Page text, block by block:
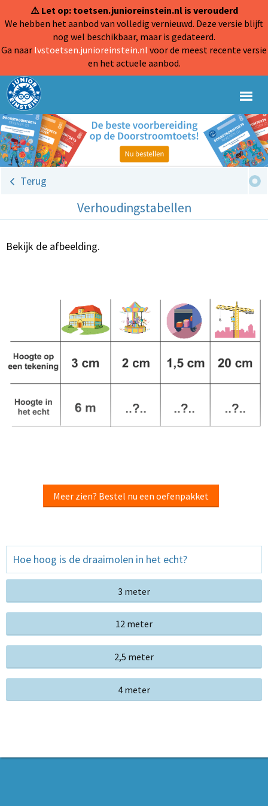
⚠️ Let op: toetsen.junioreinstein.nl is verouderd
We hebben het aanbod van volledig vernieuwd. Deze versie blijft
nog wel beschikbaar, maar is gedateerd.
Ga naar lvstoetsen.junioreinstein.nl voor de meest recente versie
en het actuele aanbod.
Terug
Verhoudingstabellen
Bekijk de afbeelding.
Meer zien? Bestel nu een oefenpakket
Hoe hoog is de draaimolen in het echt?
3 meter
12 meter
2,5 meter
4 meter